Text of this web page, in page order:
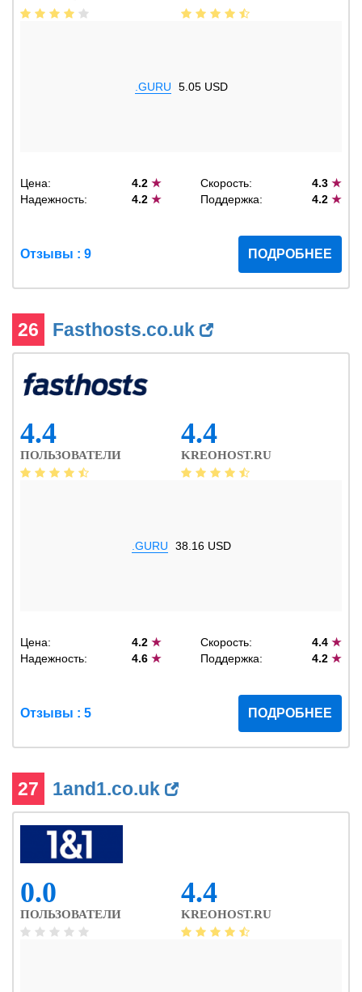
.GURU 5.05 USD
Цена: 4.2★ Скорость: 4.3 ★
Надежность:
4.2★ Поддержка: 4.2 ★
Отзывы : 9 ПОДРОБНЕЕ
26 Fasthosts.co.uk
4.4
ПОЛЬЗОВАТЕЛИ
4.4
KREOHOST.RU
.GURU 38.16 USD
Цена: 4.2★ Скорость: 4.4 ★
Надежность:
4.6★ Поддержка: 4.2 ★
Отзывы : 5 ПОДРОБНЕЕ
27 1and1.co.uk
0.0
ПОЛЬЗОВАТЕЛИ
4.4
KREOHOST.RU